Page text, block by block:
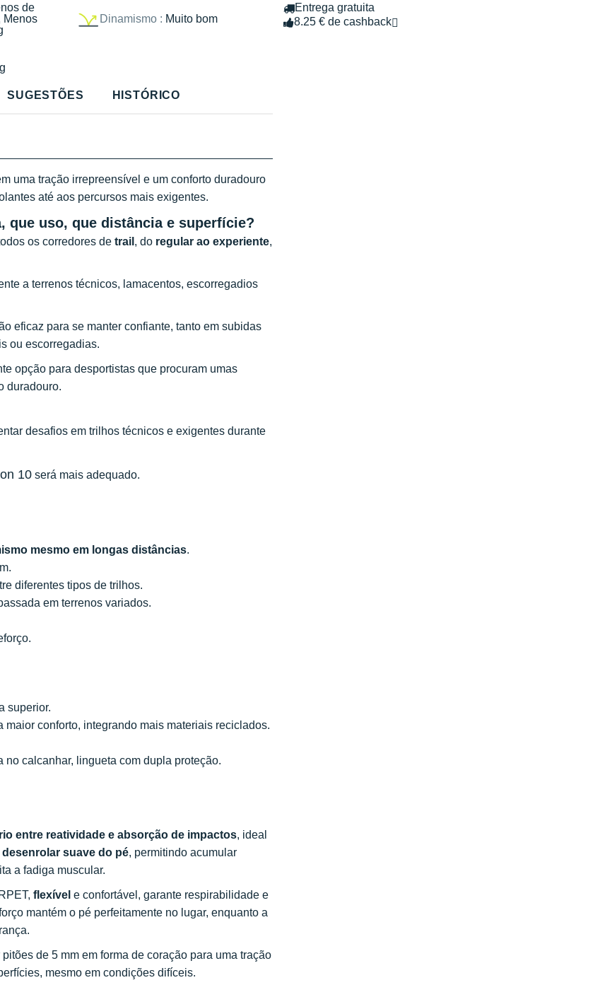
de
Menos
Dinamismo : Muito bom
Entrega gratuita
8.25 € de cashback
SUGESTÕES HISTÓRICO
uma tração irrepreensível e um conforto duradouro
até aos percursos mais exigentes.
que uso, que distância e superfície?
os corredores de trail , do regular ao experiente,
a terrenos técnicos, lamacentos, escorregadios
eficaz para se manter confiante, tanto em subidas
ou escorregadias.
opção para desportistas que procuram umas
duradouro.
desafios em trilhos técnicos e exigentes durante
10 será mais adequado.
mesmo em longas distâncias.
diferentes tipos de trilhos.
em terrenos variados.
superior.
maior conforto, integrando mais materiais reciclados.
calcanhar, lingueta com dupla proteção.
entre reatividade e absorção de impactos, ideal
desenrolar suave do pé, permitindo acumular
a fadiga muscular.
flexível e confortável, garante respirabilidade e
mantém o pé perfeitamente no lugar, enquanto a
de 5 mm em forma de coração para uma tração
mesmo em condições difíceis.